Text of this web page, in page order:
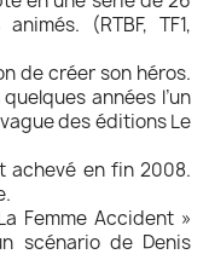
(RTBF, TF1,
de créer son héros.
années l’un
des éditions Le
achevé en fin 2008.
Femme Accident »
scénario de Denis